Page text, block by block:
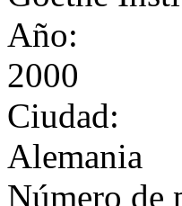
Año:
2000
Ciudad:
Alemania
Número de